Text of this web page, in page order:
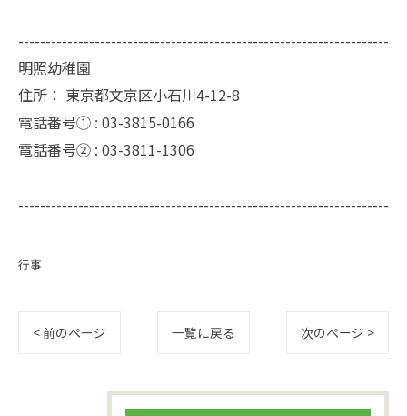
--------------------------------------------------------------------
明照幼稚園
住所： 東京都文京区小石川4-12-8
電話番号① : 03-3815-0166
電話番号② : 03-3811-1306
--------------------------------------------------------------------
行事
< 前のページ 一覧に戻る 次のページ >